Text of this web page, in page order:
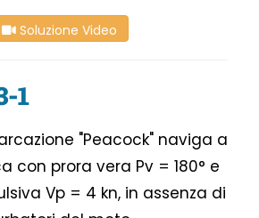
Soluzione Video
1
"Peacock" naviga a
con prora vera Pv = 180° e
Vp = 4 kn, in assenza di